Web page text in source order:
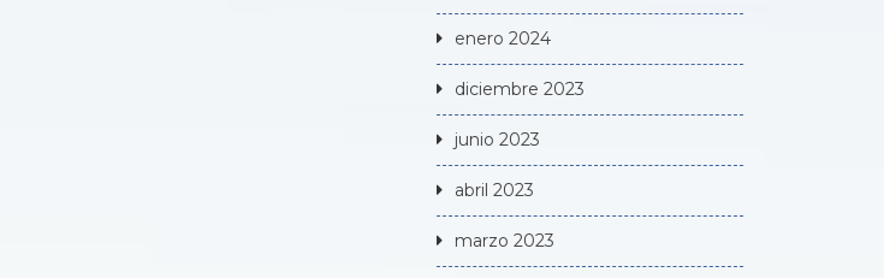
enero 2024
diciembre 2023
junio 2023
abril 2023
marzo 2023